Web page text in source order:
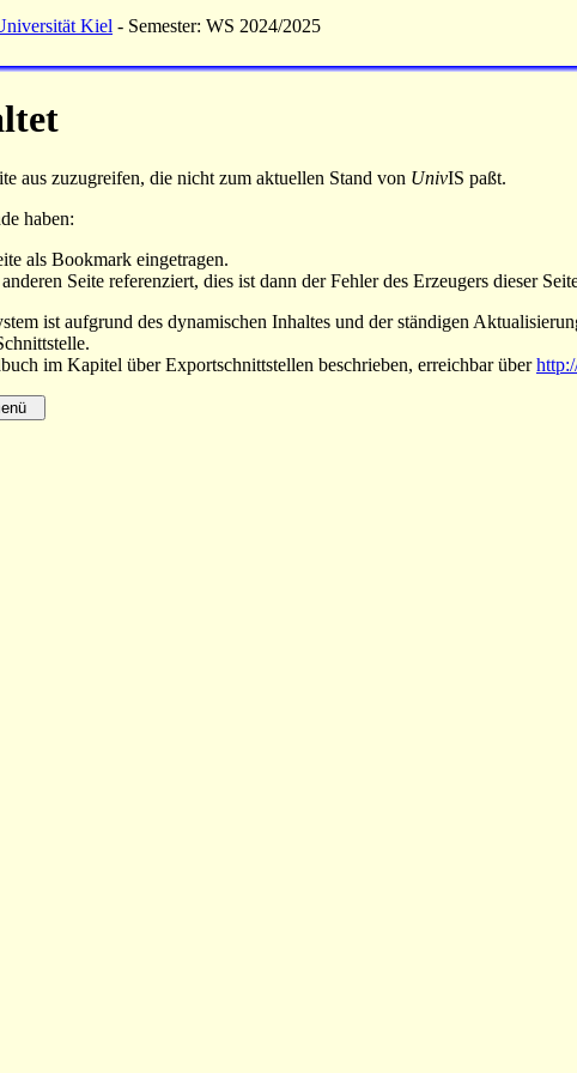
Kiel - Semester: WS 2024/2025
aus zuzugreifen, die nicht zum aktuellen Stand von UnivIS paßt.
haben:
als Bookmark eingetragen.
Seite referenziert, dies ist dann der Fehler des Erzeugers dieser
ist aufgrund des dynamischen Inhaltes und der ständigen
im Kapitel über Exportschnittstellen beschrieben, erreichbar über